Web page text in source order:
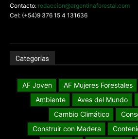
Contacto: redaccion@argentinaforestal.com
Cel: (+54)9 376 15 4 131636
Categorías
AF Joven AF Mujeres Forestales
Ambiente
Aves del Mundo
Cambio Climático
Construir con Madera